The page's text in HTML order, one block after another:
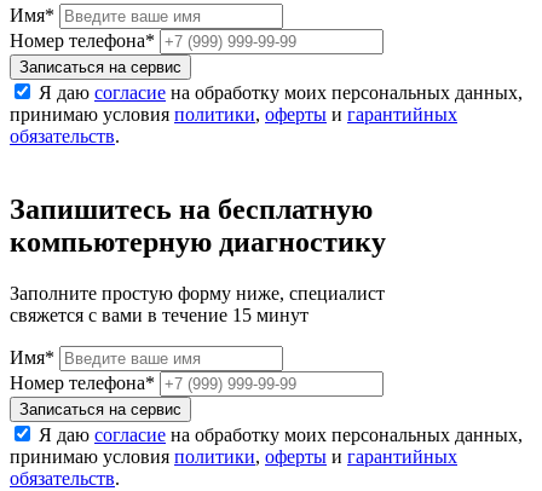
Имя*
Номер телефона*
Записаться на сервис
Я даю согласие на обработку моих персональных данных,
принимаю условия политики, оферты и гарантийных
обязательств.
Запишитесь на бесплатную
компьютерную диагностику
Заполните простую форму ниже, специалист
свяжется с вами в течение 15 минут
Имя*
Номер телефона*
Записаться на сервис
Я даю согласие на обработку моих персональных данных,
принимаю условия политики, оферты и гарантийных
обязательств.